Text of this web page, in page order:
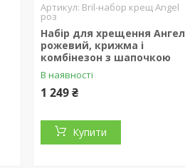
Bril-набор крещ Angel
роз
Набір для хрещення Ангел
рожевий, крижма і
комбінезон з шапочкою
В наявності
1 249 ₴
Купити